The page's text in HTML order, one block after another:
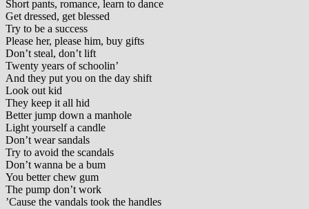
Short pants, romance, learn to dance
Get dressed, get blessed
Try to be a success
Please her, please him, buy gifts
Don’t steal, don’t lift
Twenty years of schoolin’
And they put you on the day shift
Look out kid
They keep it all hid
Better jump down a manhole
Light yourself a candle
Don’t wear sandals
Try to avoid the scandals
Don’t wanna be a bum
You better chew gum
The pump don’t work
’Cause the vandals took the handles